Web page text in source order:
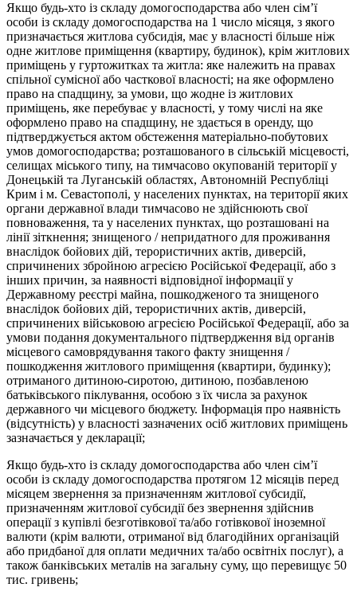
Якщо будь-хто із складу домогосподарства або член сім’ї
особи із складу домогосподарства на 1 число місяця, з якого
призначається житлова субсидія, має у власності більше ніж
одне житлове приміщення (квартиру, будинок), крім житлових
приміщень у гуртожитках та житла: яке належить на правах
спільної сумісної або часткової власності; на яке оформлено
право на спадщину, за умови, що жодне із житлових
приміщень, яке перебуває у власності, у тому числі на яке
оформлено право на спадщину, не здається в оренду, що
підтверджується актом обстеження матеріально-побутових
умов домогосподарства; розташованого в сільській місцевості,
селищах міського типу, на тимчасово окупованій території у
Донецькій та Луганській областях, Автономній Республіці
Крим і м. Севастополі, у населених пунктах, на території яких
органи державної влади тимчасово не здійснюють свої
повноваження, та у населених пунктах, що розташовані на
лінії зіткнення; знищеного / непридатного для проживання
внаслідок бойових дій, терористичних актів, диверсій,
спричинених збройною агресією Російської Федерації, або з
інших причин, за наявності відповідної інформації у
Державному реєстрі майна, пошкодженого та знищеного
внаслідок бойових дій, терористичних актів, диверсій,
спричинених військовою агресією Російської Федерації, або за
умови подання документального підтвердження від органів
місцевого самоврядування такого факту знищення /
пошкодження житлового приміщення (квартири, будинку);
отриманого дитиною-сиротою, дитиною, позбавленою
батьківського піклування, особою з їх числа за рахунок
державного чи місцевого бюджету. Інформація про наявність
(відсутність) у власності зазначених осіб житлових приміщень
зазначається у декларації;
Якщо будь-хто із складу домогосподарства або член сім’ї
особи із складу домогосподарства протягом 12 місяців перед
місяцем звернення за призначенням житлової субсидії,
призначенням житлової субсидії без звернення здійснив
операції з купівлі безготівкової та/або готівкової іноземної
валюти (крім валюти, отриманої від благодійних організацій
або придбаної для оплати медичних та/або освітніх послуг), а
також банківських металів на загальну суму, що перевищує 50
тис. гривень;